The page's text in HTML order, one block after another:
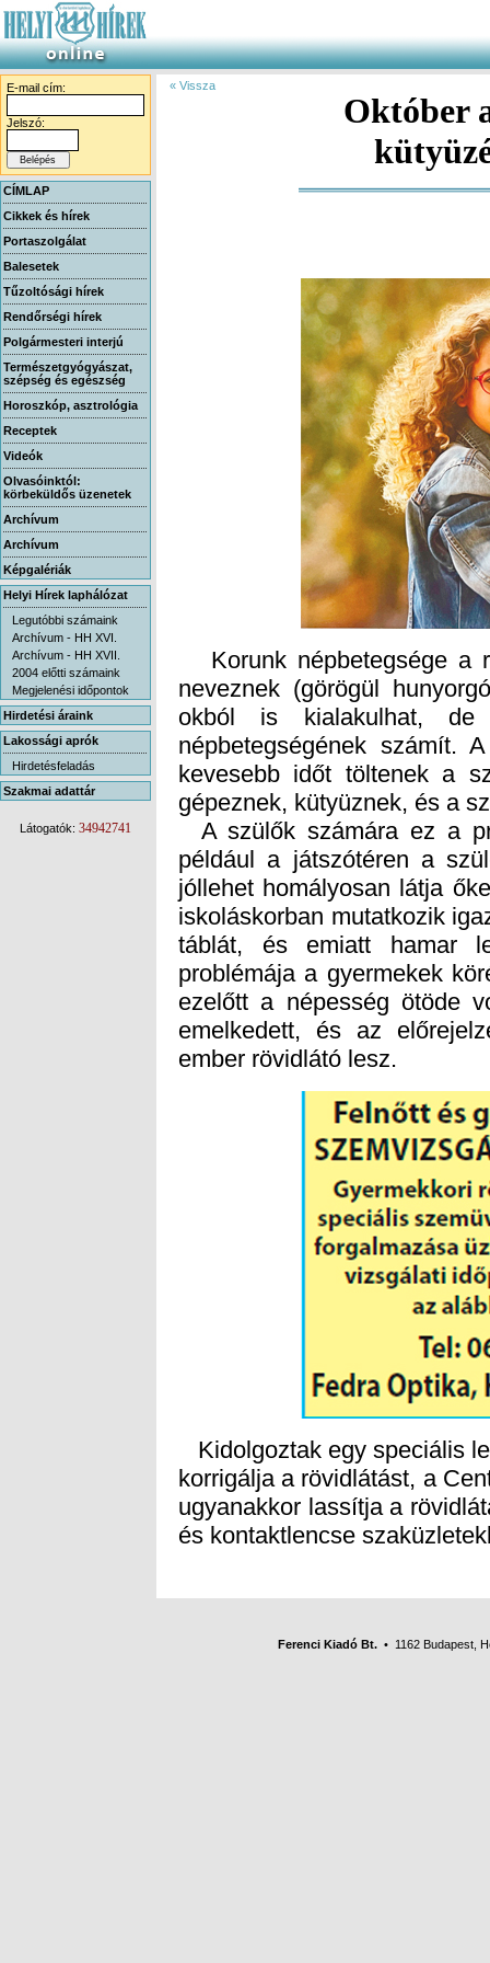
E-mail cím:
Jelszó:
CÍMLAP
Cikkek és hírek
Portaszolgálat
Balesetek
Tűzoltósági hírek
Rendőrségi hírek
Polgármesteri interjú
Természetgyógyászat,
szépség és egészség
Horoszkóp, asztrológia
Receptek
Videók
Olvasóinktól:
körbeküldős üzenetek
Archívum
Archívum
Képgalériák
Helyi Hírek laphálózat
Legutóbbi számaink
Archívum - HH XVI.
Archívum - HH XVII.
2004 előtti számaink
Megjelenési időpontok
Hirdetési áraink
Lakossági aprók
Hirdetésfeladás
Szakmai adattár
Látogatók: 34942741
« Vissza
Október
Korunk népbetegsége a
neveznek (görögül
okból is kialakulhat,
népbetegségének számít.
kevesebb időt töltenek a
gépeznek, kütyüznek, és a
A szülők számára ez a
például a játszótéren a
jóllehet homályosan látja
iskoláskorban mutatkozik
táblát, és emiatt hamar
problémája a gyermekek
ezelőtt a népesség ötöde
emelkedett, és az
ember rövidlátó lesz.
Kidolgoztak egy speciális
korrigálja a rövidlátást, a
ugyanakkor lassítja a
és kontaktlencse
Ferenci Kiadó Bt. • 1162 Budapest,